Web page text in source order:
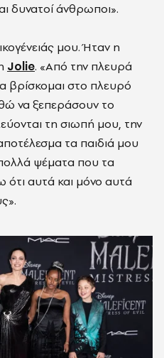
δυνατοί άνθρωποι».
μου. Ήταν η
Jolie. «Από την πλευρά
βρίσκομαι στο πλευρό
να ξεπεράσουν το
τη σιωπή μου, την
τα παιδιά μου
ψέματα που τα
αυτά και μόνο αυτά